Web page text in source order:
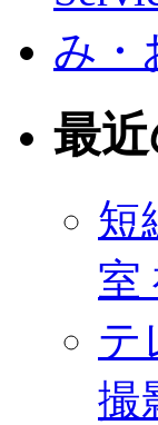
最
短
室
テ
撮